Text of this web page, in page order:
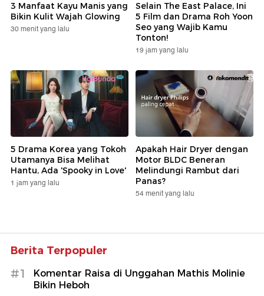
3 Manfaat Kayu Manis yang
Bikin Kulit Wajah Glowing
30 menit yang lalu
Selain The East Palace, Ini
5 Film dan Drama Roh Yoon
Seo yang Wajib Kamu
Tonton!
19 jam yang lalu
5 Drama Korea yang Tokoh
Utamanya Bisa Melihat
Hantu, Ada 'Spooky in Love'
1 jam yang lalu
Apakah Hair Dryer dengan
Motor BLDC Beneran
Melindungi Rambut dari
Panas?
54 menit yang lalu
Berita Terpopuler
#1
Komentar Raisa di Unggahan Mathis Molinie
Bikin Heboh